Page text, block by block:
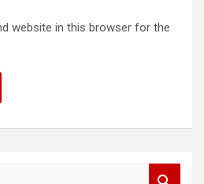
website in this browser for the